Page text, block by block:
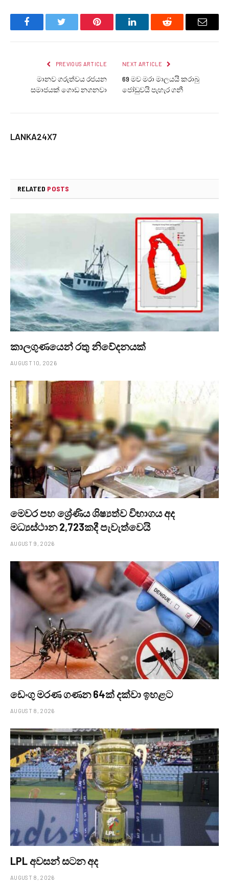
FacebookTwitter Pinterest LinkedInReddit Email
PREVIOUS ARTICLE
මානව ගරුත්වය රජයන
සමාජයක් ගොඩ නගනවා
NEXT ARTICLE
69 මව මරා මාලයයි කරාබු
ජෝඩුවයි පැහැර ගනී
LANKA24X7
RELATED POSTS
කාලගුණයෙන් ‍රතු නිවේදනයක්
AUGUST 10, 2026
මෙවර පහ ශ්‍රේණිය ශිෂ්‍යත්ව විභාගය අද
මධ්‍යස්ථාන 2,723කදී පැවැත්වෙයි
AUGUST 9, 2026
ඩෙංගු මරණ ගණන 64ක් දක්වා ඉහළට
AUGUST 8, 2026
LPL අවසන් සටන අද
AUGUST 8, 2026